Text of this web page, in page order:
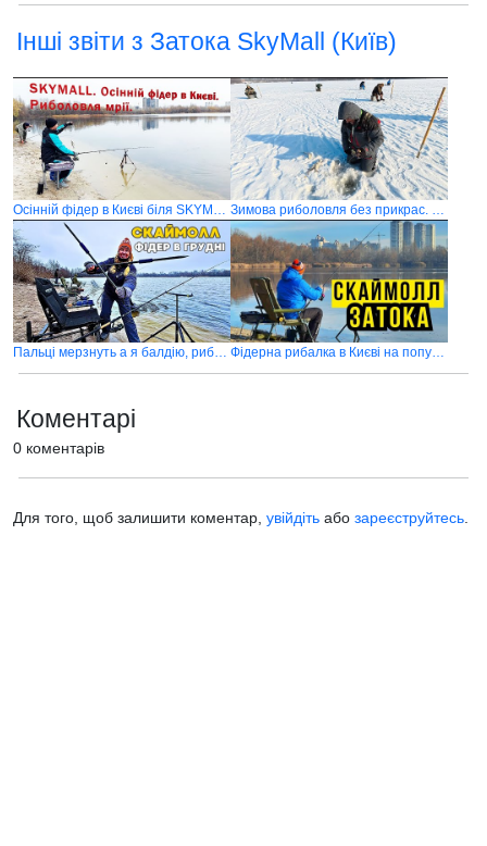
Інші звіти з Затока SkyMall (Київ)
Осінній фідер в Києві біля SKYMALL (СКАЙМОЛ) Зимова риболовля без прикрас. Як не зірватись і не втратити інтерес
Пальці мерзнуть а я балдію, рибалка в Києві на фідер.Скаймолл (SkyMall) в грудні Фідерна рибалка в Києві на популярній затоці, де повно риби, річка Десенка Скаймолл
Коментарі
0 коментарів
Для того, щоб залишити коментар, увійдіть або зареєструйтесь